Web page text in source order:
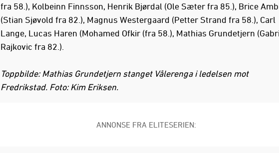
fra 58.), Kolbeinn Finnsson, Henrik Bjørdal (Ole Sæter fra 85.), Brice
(Stian Sjøvold fra 82.), Magnus Westergaard (Petter Strand fra 58.), Carl
Lange, Lucas Haren (Mohamed Ofkir (fra 58.), Mathias Grundetjern
Rajkovic fra 82.).
Toppbilde: Mathias Grundetjern stanget Vålerenga i ledelsen mot
Fredrikstad. Foto: Kim Eriksen.
ANNONSE FRA ELITESERIEN: